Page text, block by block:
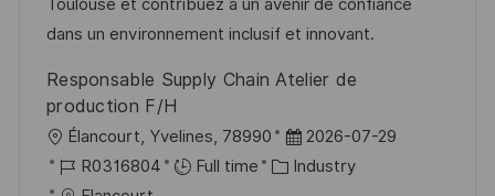
n D
t
o
y
Toulouse et contribuez à un avenir de confiance
dans un environnement inclusif et innovant.
Responsable Supply Chain Atelier de
production F/H
L
o
Élancourt, Yvelines, 78990
P
o
2026-07-29
J
R0316804 Full time
C Industry